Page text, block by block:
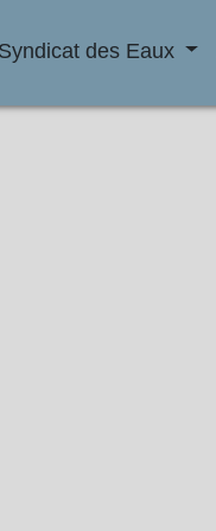
Syndicat des Eaux